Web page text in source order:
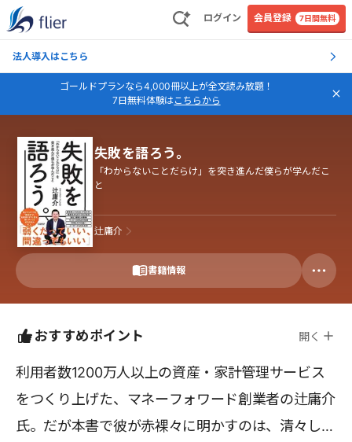
ログイン 会員登録 7日間無料
法人導入はこちら
ゴールドプランなら4,000冊以上が全文読み放題！
7日無料体験はこちらから
失敗を語ろう。
「わからないことだらけ」を突き進んだ僕らが学んだこ
と
辻庸介
書籍情報
おすすめポイント 開く
利用者数1200万人以上の資産・家計管理サービス
をつくり上げた、マネーフォワード創業者の辻庸介
氏。だが本書で彼が赤裸々に明かすのは、清々しい